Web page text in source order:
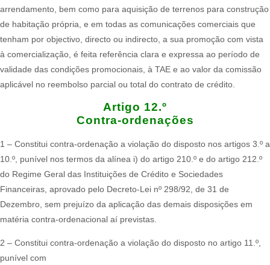
arrendamento, bem como para aquisição de terrenos para construção
de habitação própria, e em todas as comunicações comerciais que
tenham por objectivo, directo ou indirecto, a sua promoção com vista
à comercialização, é feita referência clara e expressa ao período de
validade das condições promocionais, à TAE e ao valor da comissão
aplicável no reembolso parcial ou total do contrato de crédito.
Artigo 12.º
Contra-ordenações
1 – Constitui contra-ordenação a violação do disposto nos artigos 3.º a
10.º, punível nos termos da alínea i) do artigo 210.º e do artigo 212.º
do Regime Geral das Instituições de Crédito e Sociedades
Financeiras, aprovado pelo Decreto-Lei nº 298/92, de 31 de
Dezembro, sem prejuízo da aplicação das demais disposições em
matéria contra-ordenacional aí previstas.
2 – Constitui contra-ordenação a violação do disposto no artigo 11.º,
punível com